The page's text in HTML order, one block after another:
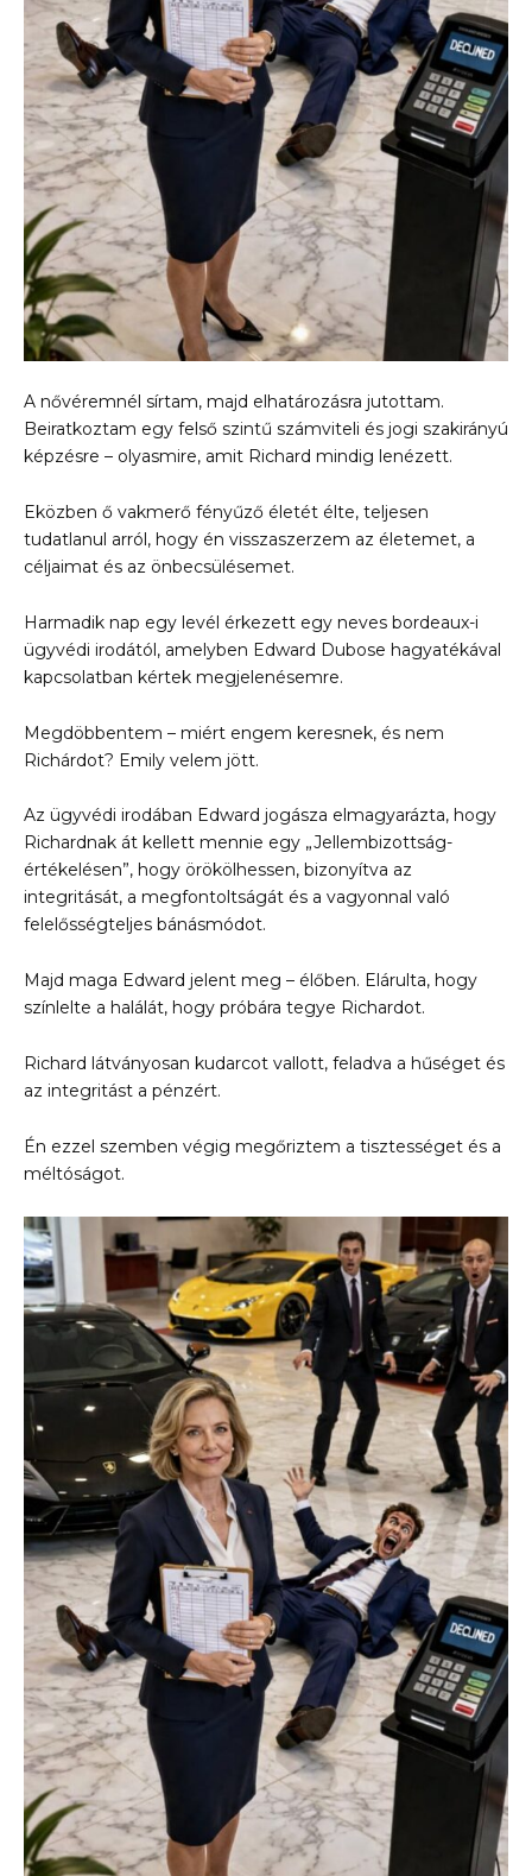
A nővéremnél sírtam, majd elhatározásra jutottam.
Beiratkoztam egy felső szintű számviteli és jogi szakirányú
képzésre – olyasmire, amit Richard mindig lenézett.
Eközben ő vakmerő fényűző életét élte, teljesen
tudatlanul arról, hogy én visszaszerzem az életemet, a
céljaimat és az önbecsülésemet.
Harmadik nap egy levél érkezett egy neves bordeaux-i
ügyvédi irodától, amelyben Edward Dubose hagyatékával
kapcsolatban kértek megjelenésemre.
Megdöbbentem – miért engem keresnek, és nem
Richárdot? Emily velem jött.
Az ügyvédi irodában Edward jogásza elmagyarázta, hogy
Richardnak át kellett mennie egy „Jellembizottság-
értékelésen”, hogy örökölhessen, bizonyítva az
integritását, a megfontoltságát és a vagyonnal való
felelősségteljes bánásmódot.
Majd maga Edward jelent meg – élőben. Elárulta, hogy
színlelte a halálát, hogy próbára tegye Richardot.
Richard látványosan kudarcot vallott, feladva a hűséget és
az integritást a pénzért.
Én ezzel szemben végig megőriztem a tisztességet és a
méltóságot.